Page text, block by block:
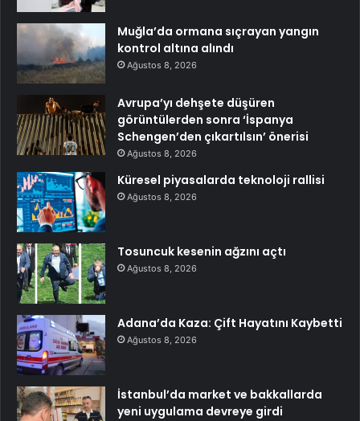
Muğla’da ormana sıçrayan yangın
kontrol altına alındı
Ağustos 8, 2026
Avrupa’yı dehşete düşüren
görüntülerden sonra ‘İspanya
Schengen’den çıkartılsın’ önerisi
Ağustos 8, 2026
Küresel piyasalarda teknoloji rallisi
Ağustos 8, 2026
Tosuncuk kesenin ağzını açtı
Ağustos 8, 2026
Adana’da Kaza: Çift Hayatını Kaybetti
Ağustos 8, 2026
İstanbul’da market ve bakkallarda
yeni uygulama devreye girdi